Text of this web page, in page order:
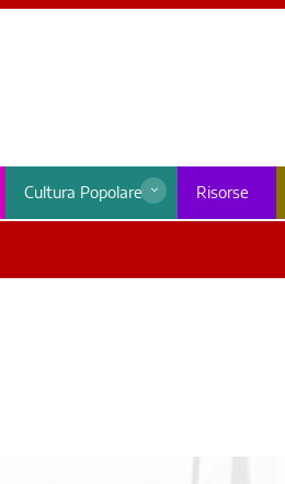
Cultura Popolare Risorse